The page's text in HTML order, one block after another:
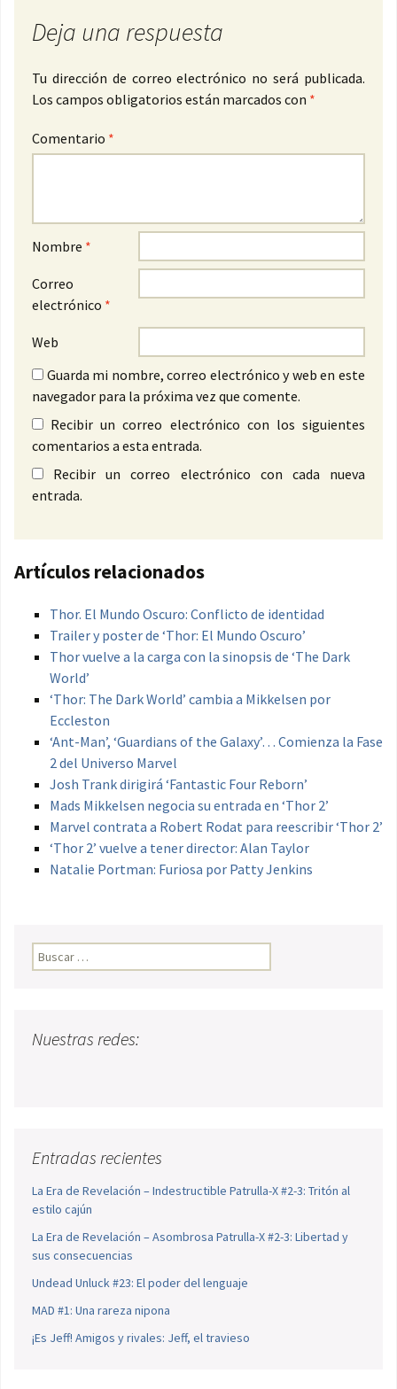
Deja una respuesta
Tu dirección de correo electrónico no será publicada.
Los campos obligatorios están marcados con *
Comentario *
Nombre *
Correo
electrónico *
Web
Guarda mi nombre, correo electrónico y web en este
navegador para la próxima vez que comente.
Recibir un correo electrónico con los siguientes
comentarios a esta entrada.
Recibir un correo electrónico con cada nueva
entrada.
Artículos relacionados
Thor. El Mundo Oscuro: Conflicto de identidad
Trailer y poster de ‘Thor: El Mundo Oscuro’
Thor vuelve a la carga con la sinopsis de ‘The Dark
World’
‘Thor: The Dark World’ cambia a Mikkelsen por
Eccleston
‘Ant-Man’, ‘Guardians of the Galaxy’… Comienza la Fase
2 del Universo Marvel
Josh Trank dirigirá ‘Fantastic Four Reborn’
Mads Mikkelsen negocia su entrada en ‘Thor 2’
Marvel contrata a Robert Rodat para reescribir ‘Thor 2’
‘Thor 2’ vuelve a tener director: Alan Taylor
Natalie Portman: Furiosa por Patty Jenkins
Buscar:
Nuestras redes:
Entradas recientes
La Era de Revelación – Indestructible Patrulla-X #2-3: Tritón al
estilo cajún
La Era de Revelación – Asombrosa Patrulla-X #2-3: Libertad y
sus consecuencias
Undead Unluck #23: El poder del lenguaje
MAD #1: Una rareza nipona
¡Es Jeff! Amigos y rivales: Jeff, el travieso